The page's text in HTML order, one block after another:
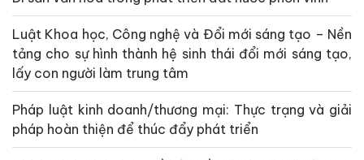
Luật Khoa học, Công nghệ và Đổi mới sáng tạo – Nền
tảng cho sự hình thành hệ sinh thái đổi mới sáng tạo,
lấy con người làm trung tâm
Pháp luật kinh doanh/thương mại: Thực trạng và giải
pháp hoàn thiện để thúc đẩy phát triển